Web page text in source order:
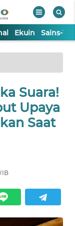
Ekuin Sains-
Suara!
Upaya
Saat